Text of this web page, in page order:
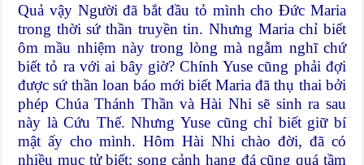
Quả vậy Người đã bắt đầu tỏ mình cho Ðức Maria
trong thời sứ thần truyền tin. Nhưng Maria chỉ biết
ôm mầu nhiệm này trong lòng mà ngẫm nghĩ chứ
biết tỏ ra với ai bây giờ? Chính Yuse cũng phải đợi
được sứ thần loan báo mới biết Maria đã thụ thai bởi
phép Chúa Thánh Thần và Hài Nhi sẽ sinh ra sau
này là Cứu Thế. Nhưng Yuse cũng chỉ biết giữ bí
mật ấy cho mình. Hôm Hài Nhi chào đời, đã có
nhiều mục tử biết; song cảnh hang đá cũng quá tầm